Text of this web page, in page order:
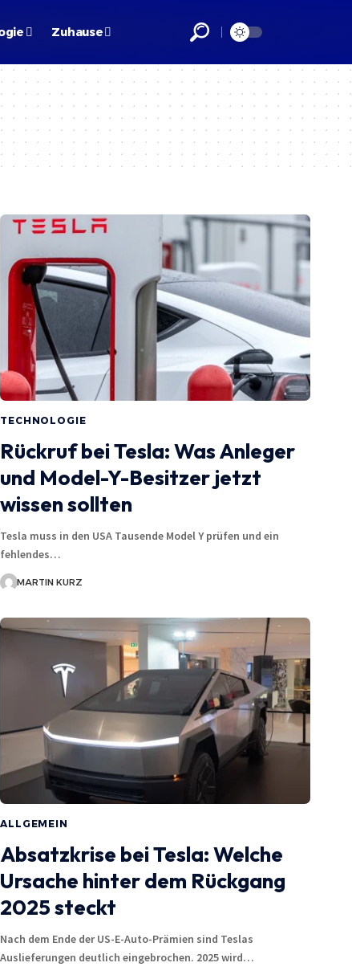
Zuhause
TECHNOLOGIE
Rückruf bei Tesla: Was Anleger
und Model-Y-Besitzer jetzt
wissen sollten
Tesla muss in den USA Tausende Model Y prüfen und ein
fehlendes…
MARTIN KURZ
ALLGEMEIN
Absatzkrise bei Tesla: Welche
Ursache hinter dem Rückgang
2025 steckt
Nach dem Ende der US-E-Auto-Prämien sind Teslas
Auslieferungen deutlich eingebrochen. 2025 wird…